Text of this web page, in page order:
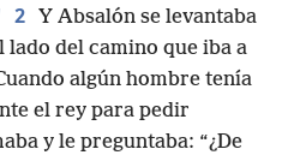
2 Y Absalón se levantaba
lado del camino que iba a
algún hombre tenía
el rey para pedir
y le preguntaba: “¿De